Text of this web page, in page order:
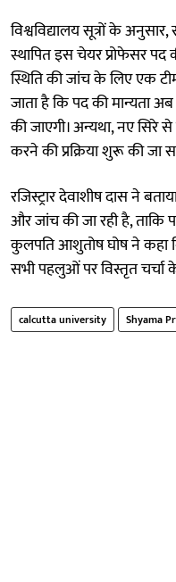
विश्वविद्यालय सूत्रों के
स्थापित इस चेयर प्रोफेसर पद
स्थिति की जांच के लिए एक
जाता है कि पद की मान्यता अब
की जाएगी। अन्यथा, नए सिरे
करने की प्रक्रिया शुरू की जा
रजिस्ट्रार देवाशीष दास ने
और जांच की जा रही है, ताकि
कुलपति आशुतोष घोष ने कहा
सभी पहलुओं पर विस्तृत चर्चा के
calcutta university Shyama